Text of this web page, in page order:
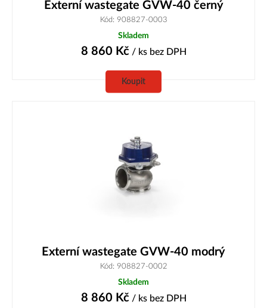
Externí wastegate GVW-40 černý
Kód: 908827-0003
Skladem
8 860 Kč/ ks bez DPH
Koupit
Externí wastegate GVW-40 modrý
Kód: 908827-0002
Skladem
8 860 Kč/ ks bez DPH